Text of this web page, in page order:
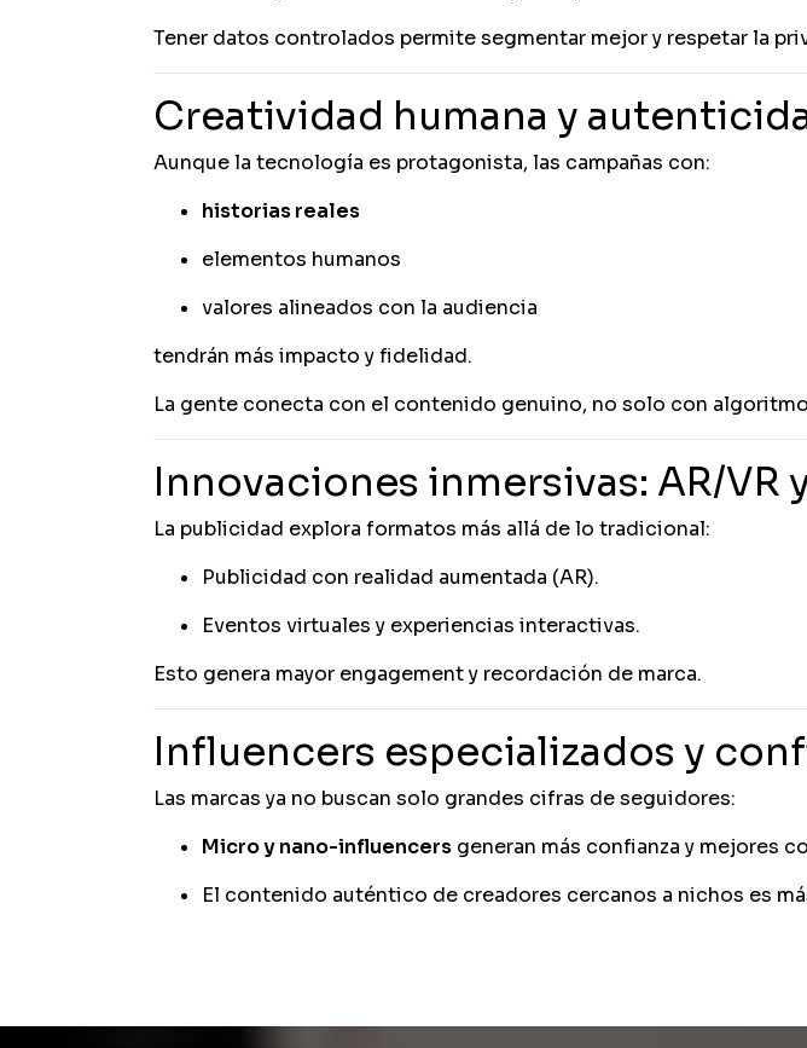
Tener datos controlados permite segmentar mejor y respetar la
Creatividad humana y
Aunque la tecnología es protagonista, las campañas con:
historias reales
elementos humanos
valores alineados con la audiencia
tendrán más impacto y fidelidad.
La gente conecta con el contenido genuino, no solo con
Innovaciones inmersivas: AR/VR
La publicidad explora formatos más allá de lo tradicional:
Publicidad con realidad aumentada (AR).
Eventos virtuales y experiencias interactivas.
Esto genera mayor engagement y recordación de marca.
Influencers especializados y
Las marcas ya no buscan solo grandes cifras de seguidores:
Micro y nano-influencers generan más confianza y mejores
El contenido auténtico de creadores cercanos a nichos es